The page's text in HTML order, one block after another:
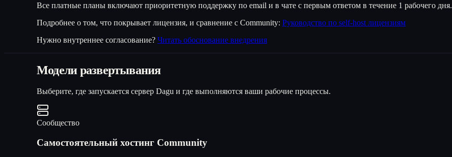
Все платные планы включают приоритетную поддержку по email и в чате с первым ответом в течение 1 рабочего дня.
Подробнее о том, что покрывает лицензия, и сравнение с Community: Руководство по self-host лицензиям
Нужно внутреннее согласование? Читать обоснование внедрения
Модели развертывания
Выберите, где запускается сервер Dagu и где выполняются ваши рабочие процессы.
Сообщество
Самостоятельный хостинг Community